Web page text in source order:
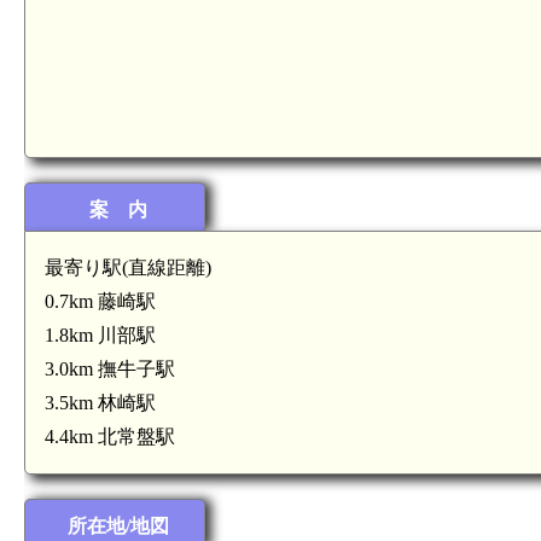
案 内
最寄り駅(直線距離)
0.7km 藤崎駅
1.8km 川部駅
3.0km 撫牛子駅
3.5km 林崎駅
4.4km 北常盤駅
所在地/地図